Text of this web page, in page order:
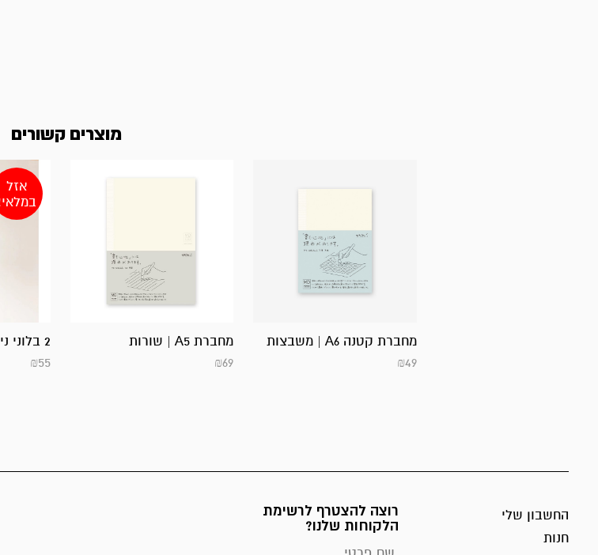
מוצרים קשורים
מחברת קטנה A6 | משבצות
₪49
מחברת A5 | שורות
₪69
אזל
2 בלוני נייר | דגים
₪55
החשבון שלי
חנות
רוצה להצטרף לרשימת
הלקוחות שלנו?